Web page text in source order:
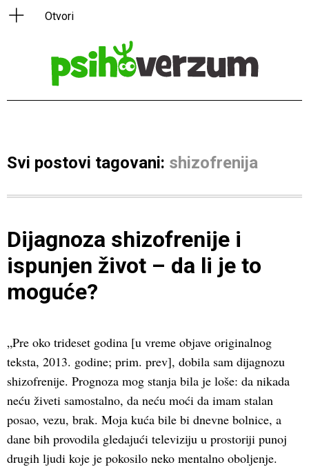
Svi postovi tagovani: shizofrenija
Dijagnoza shizofrenije i
ispunjen život – da li je to
moguće?
„Pre oko trideset godina [u vreme objave originalnog
teksta, 2013. godine; prim. prev], dobila sam dijagnozu
shizofrenije. Prognoza mog stanja bila je loše: da nikada
neću živeti samostalno, da neću moći da imam stalan
posao, vezu, brak. Moja kuća bile bi dnevne bolnice, a
dane bih provodila gledajući televiziju u prostoriji punoj
drugih ljudi koje je pokosilo neko mentalno oboljenje.